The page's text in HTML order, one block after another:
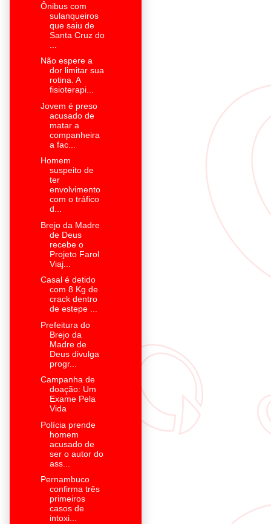
Ônibus com
sulanqueiros
que saiu de
Santa Cruz do
Não espere a
dor limitar sua
rotina. A
fisioterapi...
Jovem é preso
acusado de
matar a
companheira
a fac...
Homem
suspeito de
ter
envolvimento
com o tráfico
d...
Brejo da Madre
de Deus
recebe o
Projeto Farol
Viaj...
Casal é detido
com 8 Kg de
crack dentro
de estepe ...
Prefeitura do
Brejo da
Madre de
Deus divulga
progr...
Campanha de
doação: Um
Exame Pela
Vida
Polícia prende
homem
acusado de
ser o autor do
ass...
Pernambuco
confirma três
primeiros
casos de
intoxi...